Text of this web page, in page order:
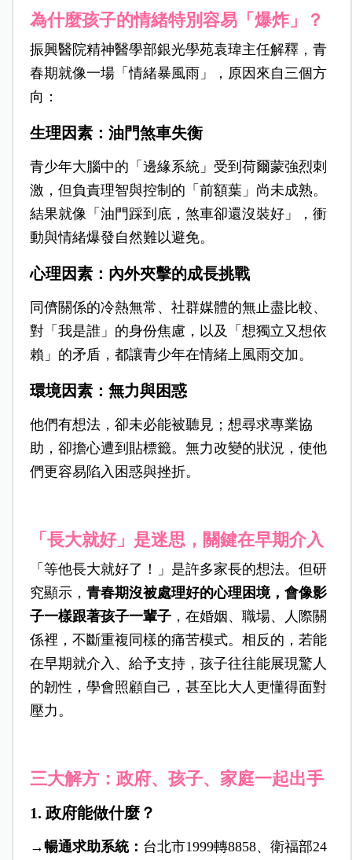
為什麼孩子的情緒特別容易「爆炸」？
振興醫院精神醫學部銀光學苑袁瑋主任解釋，青
春期就像一場「情緒暴風雨」，原因來自三個方
向：
生理因素：油門煞車失衡
青少年大腦中的「邊緣系統」受到荷爾蒙強烈刺
激，但負責理智與控制的「前額葉」尚未成熟。
結果就像「油門踩到底，煞車卻還沒裝好」，衝
動與情緒爆發自然難以避免。
心理因素：內外夾擊的成長挑戰
同儕關係的冷熱無常、社群媒體的無止盡比較、
對「我是誰」的身份焦慮，以及「想獨立又想依
賴」的矛盾，都讓青少年在情緒上風雨交加。
環境因素：無力與困惑
他們有想法，卻未必能被聽見 ；想尋求專業協
助，卻擔心遭到貼標籤。無力改變的狀況，使他
們更容易陷入困惑與挫折。
「長大就好」是迷思，關鍵在早期介入
「等他長大就好了！」是許多家長的想法。 但研
究顯示， 青春期沒被處理好的心理困境，會像影
子一樣跟著孩子一輩子，在婚姻、職場、人際關
係裡，不斷重複同樣的痛苦模式。相反的，若能
在早期就介入、給予支持，孩子往往能展現驚人
的韌性，學會照顧自己，甚至比大人更懂得面對
壓力。
三大解方：政府、孩子、家庭一起出手
1. 政府能做什麼？
→暢通求助系統： 台北市1999轉8858、衛福部24